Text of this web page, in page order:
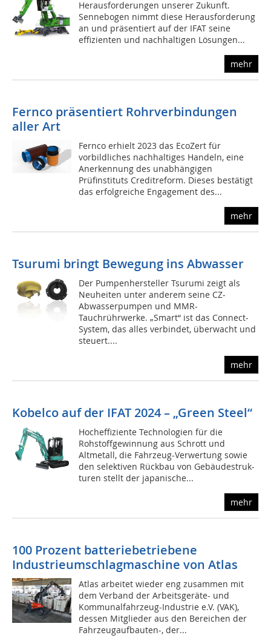
Herausforderungen unserer Zukunft.
Sennebogen nimmt diese Herausforderung
an und präsentiert auf der IFAT seine
effizienten und nachhaltigen Lösungen...
mehr
Fernco präsentiert Rohrverbindungen
aller Art
Fernco erhielt 2023 das EcoZert für
vorbildliches nachhaltiges Handeln, eine
Anerkennung des unabhängigen
Prüfinstituts Creditreform. Dieses bestätigt
das erfolgreiche Engagement des...
mehr
Tsurumi bringt Bewegung ins Abwasser
Der Pumpenhersteller Tsurumi zeigt als
Neuheiten unter anderem seine CZ-
Abwasserpumpen und MMR-
Tauchrührwerke. „Smart“ ist das Connect-
System, das alles verbindet, überwacht und
steuert....
mehr
Kobelco auf der IFAT 2024 ­– „Green Steel“
Hocheffiziente Technologien für die
Rohstoffgewinnung aus Schrott und
Altmetall, die Fahrzeug-Verwertung sowie
den selektiven Rückbau von Gebäudestruk-
turen stellt der japanische...
mehr
100 Prozent batteriebetriebene
Industrieumschlagmaschine von Atlas
Atlas arbeitet wieder eng zusammen mit
dem Verband der Arbeitsgeräte- und
Kommunalfahrzeug-Industrie e.V. (VAK),
dessen Mitglieder aus den Bereichen der
Fahrzeugaufbauten-, der...